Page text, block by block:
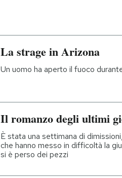
La strage in Arizona
Un uomo ha aperto il fuoco
Il romanzo degli ultimi
È stata una settimana di
che hanno messo in difficoltà la
si è perso dei pezzi